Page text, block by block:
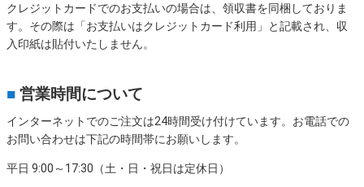
クレジットカードでのお支払いの場合は、領収書を同梱しておりま
す。その際は「お支払いはクレジットカード利用」と記載され、収
入印紙は貼付いたしません。
■ 営業時間について
インターネットでのご注文は24時間受け付けています。お電話での
お問い合わせは下記の時間帯にお願いします。
平日 9:00～17:30（土・日・祝日は定休日）